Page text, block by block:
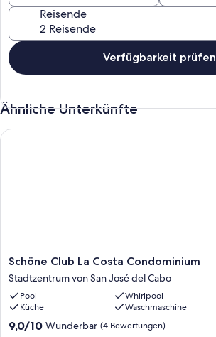
Reisende
Verfügbarkeit prüfen
Ähnliche Unterkünfte
Schöne
Club
La
Costa
Condominium
Stadtzentrum
Schöne Club La Costa Condominium
Stadtzentrum von San José del Cabo
Pool
Whirlpool
Küche
Waschmaschine
9.0
9,0/10 Wunderbar (4 Bewertungen)
Schöne Club La Costa Condominium